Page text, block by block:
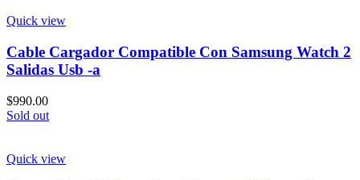
Quick view
Cable Cargador Compatible Con Samsung Watch 2
Salidas Usb -a
$990.00
Sold out
Quick view